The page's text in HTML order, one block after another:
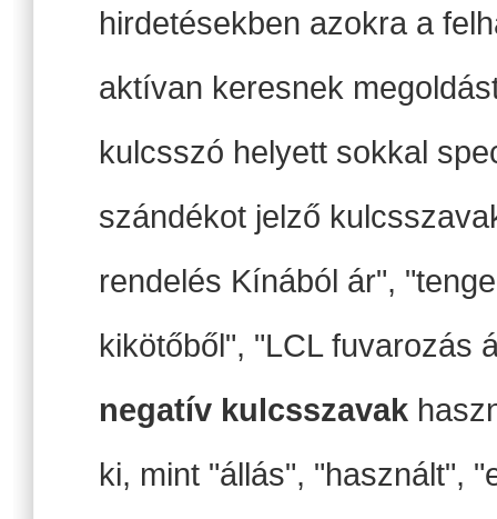
hirdetésekben azokra a
aktívan keresnek
kulcsszó helyett sokkal
szándékot jelző
rendelés Kínából ár",
kikötőből", "LCL fuvarozás
negatív kulcsszavak
ki, mint "állás", "használt",